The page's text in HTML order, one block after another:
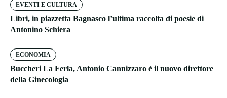
EVENTI E CULTURA
Libri, in piazzetta Bagnasco l’ultima raccolta di poesie di
Antonino Schiera
ECONOMIA
Buccheri La Ferla, Antonio Cannizzaro è il nuovo direttore
della Ginecologia